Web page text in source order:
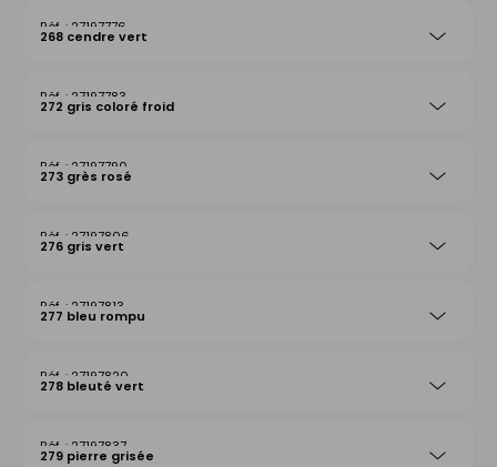
27197776
268 cendre vert
27197783
272 gris coloré froid
27197790
273 grès rosé
27197806
276 gris vert
27197813
277 bleu rompu
27197820
278 bleuté vert
27197837
279 pierre grisée